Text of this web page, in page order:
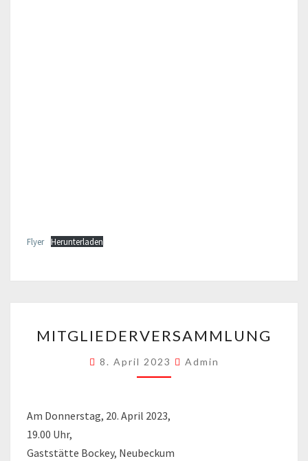
Flyer Herunterladen
MITGLIEDERVERSAMMLUNG
8. April 2023 Admin
Am Donnerstag, 20. April 2023,
19.00 Uhr,
Gaststätte Bockey, Neubeckum